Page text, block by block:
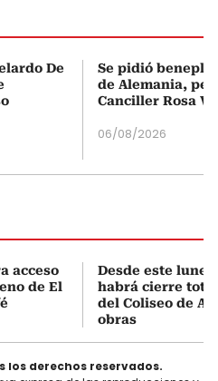
De
Se pidió
de Alemania,
Canciller Rosa
06/08/2026
acceso
de El
Desde este lunes
habrá cierre
del Coliseo de
obras
los derechos reservados.